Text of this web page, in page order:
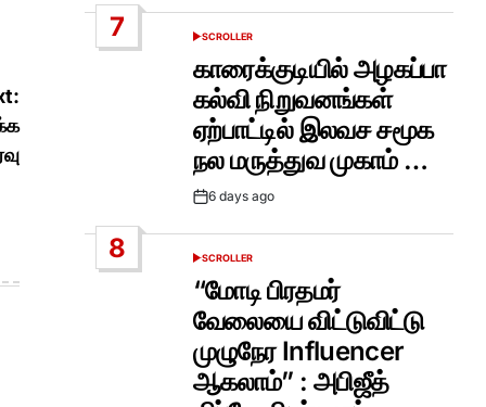
7
POSTED
SCROLLER
காரைக்குடியில் அழகப்பா
கல்வி நிறுவனங்கள்
ஏற்பாட்டில் இலவச சமூக
நல மருத்துவ முகாம் …
Post6 days ago
8
POSTED
SCROLLER
“மோடி பிரதமர்
வேலையை விட்டுவிட்டு
முழுநேர Influencer
ஆகலாம்” : அபிஜீத்